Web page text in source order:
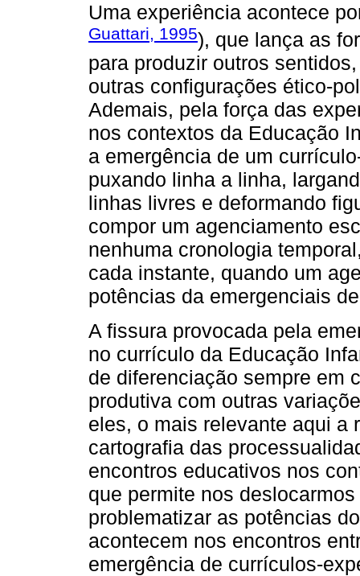
Uma experiência acontece
Guattari, 1995), que lança as
para produzir outros
outras configurações ético-
Ademais, pela força das
nos contextos da Educação
a emergência de um
puxando linha a linha,
linhas livres e deformando
compor um agenciamento
nenhuma cronologia
cada instante, quando um
potências da emergenciais
A fissura provocada pela
no currículo da Educação
de diferenciação sempre em
produtiva com outras
eles, o mais relevante aqui a
cartografia das
encontros educativos nos
que permite nos
problematizar as potências
acontecem nos encontros
emergência de currículos-